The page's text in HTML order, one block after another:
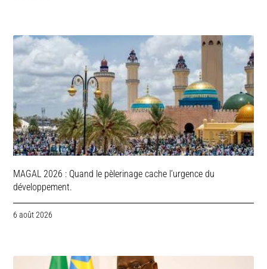
MAGAL 2026 : Quand le pèlerinage cache l’urgence du
développement.
6 août 2026